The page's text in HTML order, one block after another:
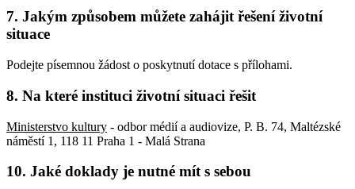
7. Jakým způsobem můžete zahájit řešení životní
situace
Podejte písemnou žádost o poskytnutí dotace s přílohami.
8. Na které instituci životní situaci řešit
Ministerstvo kultury - odbor médií a audiovize, P. B. 74, Maltézské
náměstí 1, 118 11 Praha 1 - Malá Strana
10. Jaké doklady je nutné mít s sebou